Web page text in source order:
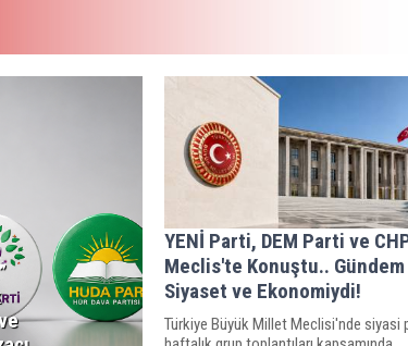
YENİ Parti, DEM Parti ve
Meclis'te Konuştu.. Gündem
Siyaset ve Ekonomiydi!
Türkiye Büyük Millet Meclisi'nde siyasi